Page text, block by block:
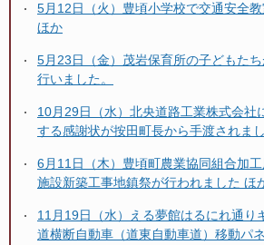
5月12日（火）豊頃小学校で交通安全教
ほか
5月23日（金）茂岩保育所の子どもた
行いました。
10月29日（水）北央道路工業株式会社
する感謝状が按田町長から手渡されま
6月11日（木）豊頃町農業協同組合加
施設新築工事地鎮祭が行われました ほ
11月19日（水）える夢館はるにれ通り
道横断自動車（道東自動車道）移動パ